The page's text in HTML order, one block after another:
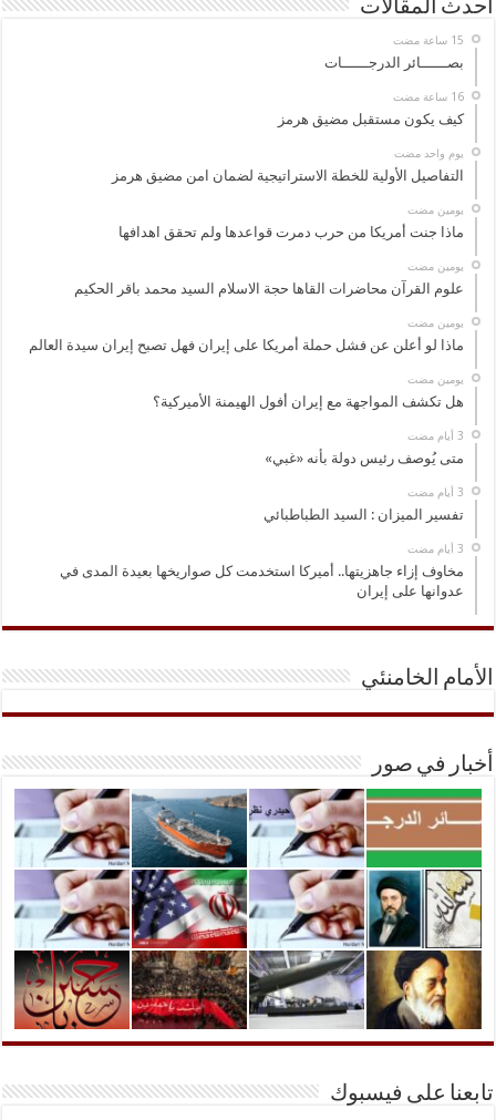
أحدث المقالات
بصــــــائر الدرجــــــات
‏16 ساعة مضت
كيف يكون مستقبل مضيق هرمز
‏يوم واحد مضت
التفاصيل الأولية للخطة الاستراتيجية لضمان امن مضيق هرمز
‏يومين مضت
ماذا جنت أمريكا من حرب دمرت قواعدها ولم تحقق اهدافها
‏يومين مضت
علوم القرآن محاضرات القاها حجة الاسلام السيد محمد باقر الحكيم
‏يومين مضت
ماذا لو أعلن عن فشل حملة أمريكا على إيران فهل تصبح إيران سيدة العالم
‏يومين مضت
هل تكشف المواجهة مع إيران أفول الهيمنة الأميركية؟
متى يُوصف رئيس دولة بأنه «غبي»
تفسير الميزان : السيد الطباطبائي
مخاوف إزاء جاهزيتها.. أميركا استخدمت كل صواريخها بعيدة المدى في
عدوانها على إيران
الأمام الخامنئي
أخبار في صور
تابعنا على فيسبوك